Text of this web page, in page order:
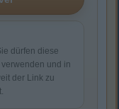
dürfen diese
und in
der Link zu